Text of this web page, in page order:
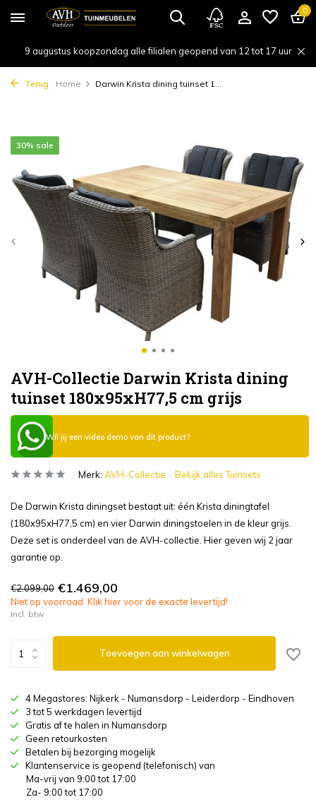
0
9 augustus koopzondag alle filialen geopend van 12 tot 17 uur
Terug Home Darwin Krista dining tuinset 1...
AVH-Collectie Darwin Krista dining
tuinset 180x95xH77,5 cm grijs
30% sale
Wil jij een video demo van dit product?
Merk: AVH-Collectie Bekijk alles Tuinsets
De Darwin Krista diningset bestaat uit: één Krista diningtafel
(180x95xH77,5 cm) en vier Darwin diningstoelen in de kleur grijs.
Deze set is onderdeel van de AVH-collectie. Hier geven wij 2 jaar
garantie op.
€2.099,00 €1.469,00
Niet op voorraad. Klik hier voor de exacte levertijd!
Incl. btw
Toevoegen aan winkelwagen
4 Megastores: Nijkerk - Numansdorp - Leiderdorp - Eindhoven
3 tot 5 werkdagen levertijd
Gratis af te halen in Numansdorp
Geen retourkosten
Betalen bij bezorging mogelijk
Klantenservice is geopend (telefonisch) van
Ma-vrij van 9:00 tot 17:00
Za- 9:00 tot 17:00